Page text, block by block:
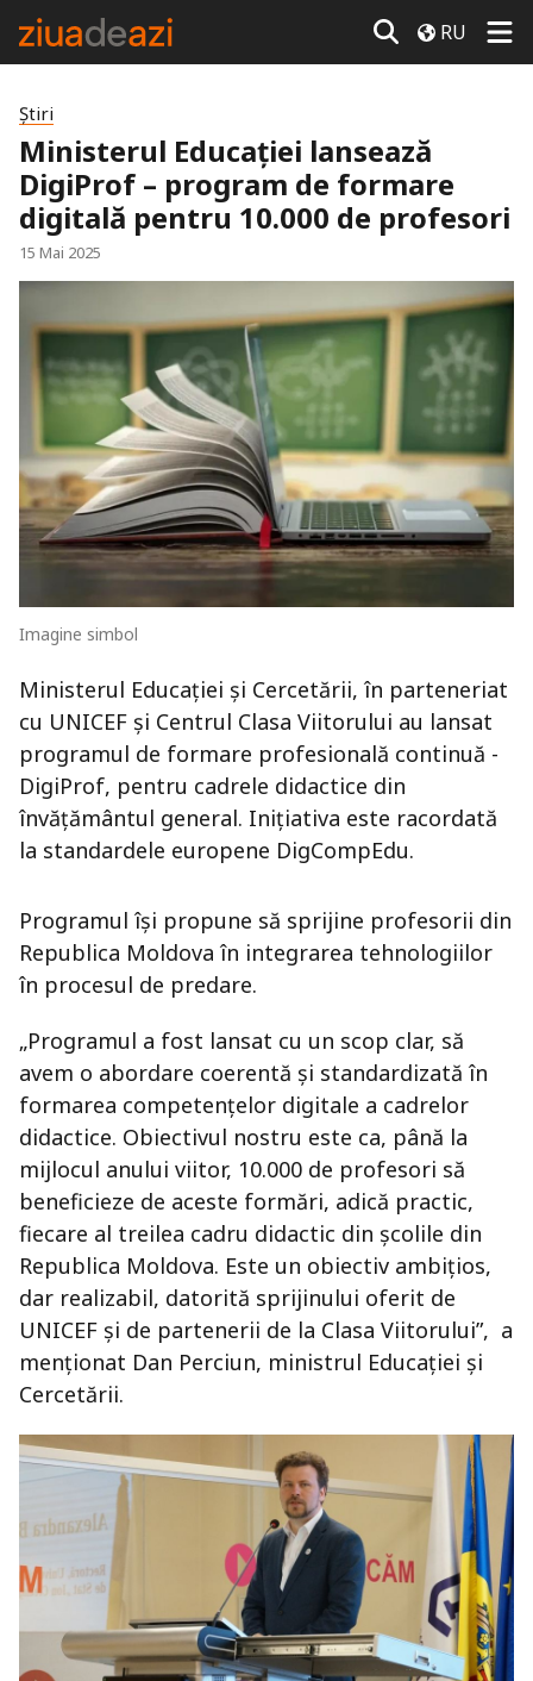
RU
Știri
Ministerul Educației lansează
DigiProf – program de formare
digitală pentru 10.000 de profesori
15 Mai 2025
Imagine simbol
Ministerul Educației și Cercetării, în parteneriat
cu UNICEF și Centrul Clasa Viitorului au lansat
programul de formare profesională continuă -
DigiProf, pentru cadrele didactice din
învățământul general. Inițiativa este racordată
la standardele europene DigCompEdu.
Programul își propune să sprijine profesorii din
Republica Moldova în integrarea tehnologiilor
în procesul de predare.
„Programul a fost lansat cu un scop clar, să
avem o abordare coerentă și standardizată în
formarea competențelor digitale a cadrelor
didactice. Obiectivul nostru este ca, până la
mijlocul anului viitor, 10.000 de profesori să
beneficieze de aceste formări, adică practic,
fiecare al treilea cadru didactic din școlile din
Republica Moldova. Este un obiectiv ambițios,
dar realizabil, datorită sprijinului oferit de
UNICEF și de partenerii de la Clasa Viitorului”, a
menționat Dan Perciun, ministrul Educației și
Cercetării.